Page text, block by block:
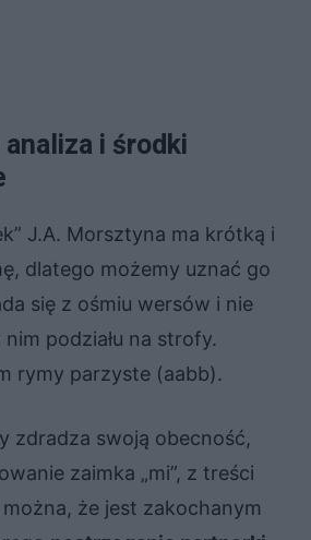
i środki
J.A. Morsztyna ma krótką i
dlatego możemy uznać go
się z ośmiu wersów i nie
podziału na strofy.
rymy parzyste (aabb).
zdradza swoją obecność,
zaimka „mi”, z treści
że jest zakochanym